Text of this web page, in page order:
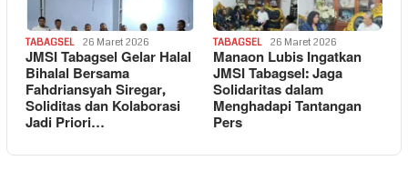
TABAGSEL 26 Maret 2026
JMSI Tabagsel Gelar Halal
Bihalal Bersama
Fahdriansyah Siregar,
Soliditas dan Kolaborasi
Jadi Priori…
TABAGSEL 26 Maret 2026
Manaon Lubis Ingatkan
JMSI Tabagsel: Jaga
Solidaritas dalam
Menghadapi Tantangan
Pers